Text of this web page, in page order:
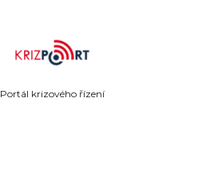
Portál krizového řízení